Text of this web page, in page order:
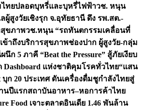
ไทยปลอดบุหรี่และบุหรี่ไฟฟ้าวช. หนุน
ผู้สูงวัยเชิงรุก จ.อุทัยธานี ดึง รพ.สต.-
ขภาพวช.หนุน “รถทันตกรรมเคลื่อนที่
ข้าถึงบริการสุขภาพช่องปาก ผู้สูงวัย-กลุ่ม
ผนึก 5 ภาคี “Beat the Pressure” สู้ภัยเงียบ
Dashboard แห่งชาติคุมโรคทั่วไทย“แสน
ก 20 ประเทศ ดันเครื่องดื่มชูกำลังไทยสู่
นปีแรกสถาบันอาหาร–หอการค้าไทย
Food เจาะตลาดอินเดีย 1.46 พันล้าน